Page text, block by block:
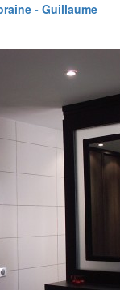
- Guillaume